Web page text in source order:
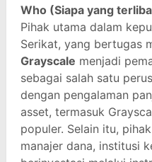
Who (Siapa yang
Pihak utama dalam
Serikat, yang bertugas
Grayscale menjadi
sebagai salah satu
dengan pengalaman
asset, termasuk
populer. Selain itu,
manajer dana, institusi